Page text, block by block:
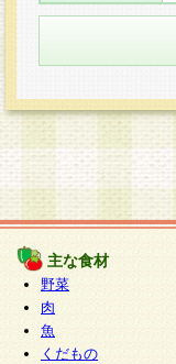
主な食材
野菜
肉
魚
くだもの